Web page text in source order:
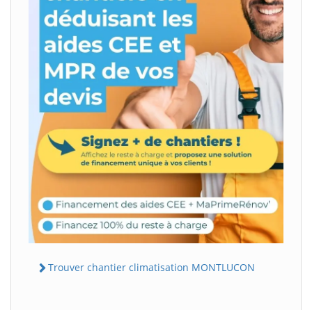
Trouver chantier climatisation MONTLUCON